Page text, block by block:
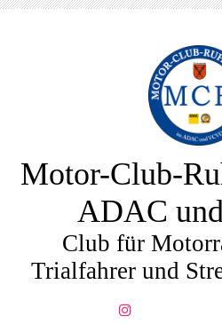
Motor-Club-
ADAC
Club für
Trialfahrer und